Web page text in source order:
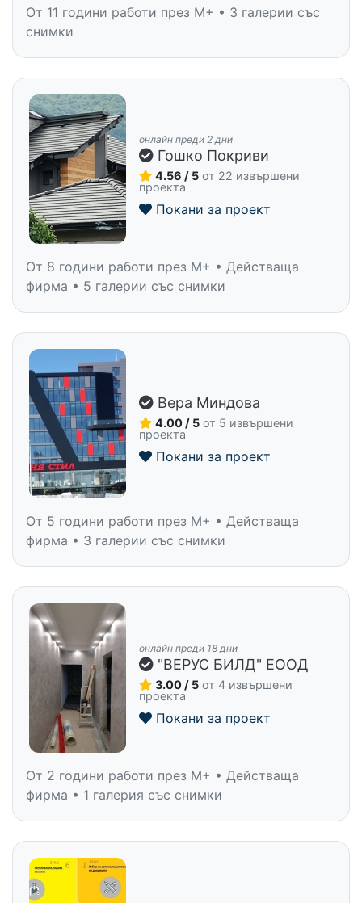
От 11 години работи през M+ • 3 галерии със
снимки
онлайн преди 2 дни
Гошко Покриви
4.56 / 5 от 22 извършени
проекта
Покани за проект
От 8 години работи през M+ • Действаща
фирма • 5 галерии със снимки
Вера Миндова
4.00 / 5 от 5 извършени
проекта
Покани за проект
От 5 години работи през M+ • Действаща
фирма • 3 галерии със снимки
онлайн преди 18 дни
"ВЕРУС БИЛД" ЕООД
3.00 / 5 от 4 извършени
проекта
Покани за проект
От 2 години работи през M+ • Действаща
фирма • 1 галерия със снимки